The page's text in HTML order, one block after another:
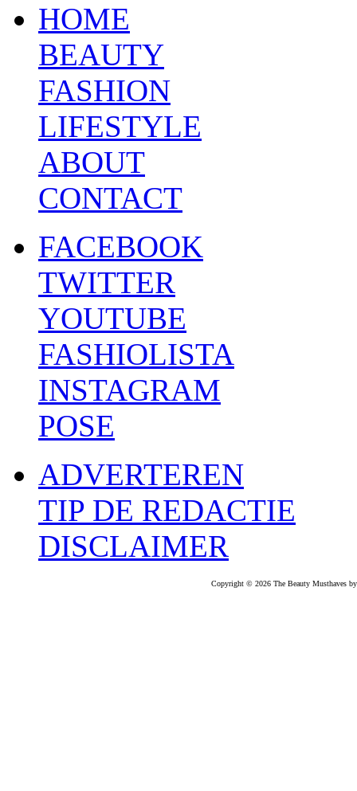
HOME
BEAUTY
FASHION
LIFESTYLE
ABOUT
CONTACT
FACEBOOK
TWITTER
YOUTUBE
FASHIOLISTA
INSTAGRAM
POSE
ADVERTEREN
TIP DE REDACTIE
DISCLAIMER
Copyright © 2026 The Beauty Musthaves